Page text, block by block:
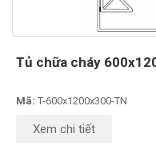
Tủ chữa cháy
Mã: T-600x1200x300-TN
Xem chi tiết